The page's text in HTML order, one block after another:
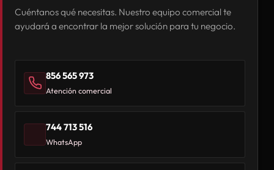
Cuéntanos qué necesitas. Nuestro equipo comercial te
ayudará a encontrar la mejor solución para tu negocio.
856 565 973
Atención comercial
744 713 516
WhatsApp